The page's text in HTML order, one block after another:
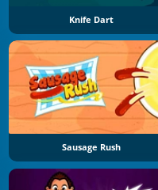
Knife Dart
Sausage Rush